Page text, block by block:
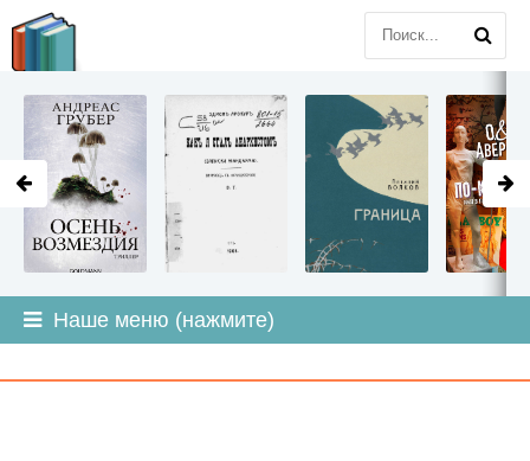
Наше меню (нажмите)
LITMIR.ORG